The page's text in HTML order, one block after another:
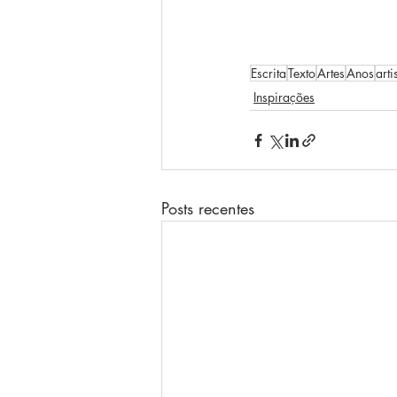
EscritaTextoArtesAnos
Inspirações
Posts recentes